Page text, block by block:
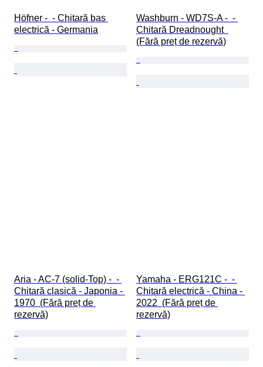
Höfner -  - Chitară bas
electrică - Germania
Washburn - WD7S-A -  -
Chitară Dreadnought
(Fără preț de rezervă)
Aria - AC-7 (solid-Top) -  -
Chitară clasică - Japonia -
1970  (Fără preț de
rezervă)
Yamaha - ERG121C -  -
Chitară electrică - China -
2022  (Fără preț de
rezervă)